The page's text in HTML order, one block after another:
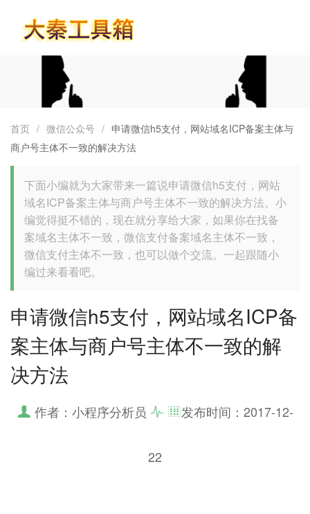
首页 / 微信公众号 / 申请微信h5支付，网站域名ICP备案主体与
商户号主体不一致的解决方法
下面小编就为大家带来一篇说申请微信h5支付，网站
域名ICP备案主体与商户号主体不一致的解决方法。小
编觉得挺不错的，现在就分享给大家，如果你在找备
案域名主体不一致，微信支付备案域名主体不一致，
微信支付主体不一致，也可以做个交流。一起跟随小
编过来看看吧。
申请微信h5支付，网站域名ICP备
案主体与商户号主体不一致的解
决方法
作者：小程序分析员 发布时间： 2017-12-
22